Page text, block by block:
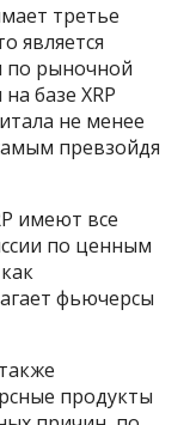
третье
является
по рыночной
базе XRP
не менее
превзойдя
имеют все
по ценным
фьючерсы
продукты